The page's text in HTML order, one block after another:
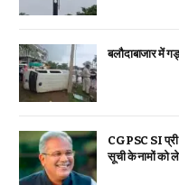
बलौदाबाजार में
CGPSC SI प्री
सूची के नामों को